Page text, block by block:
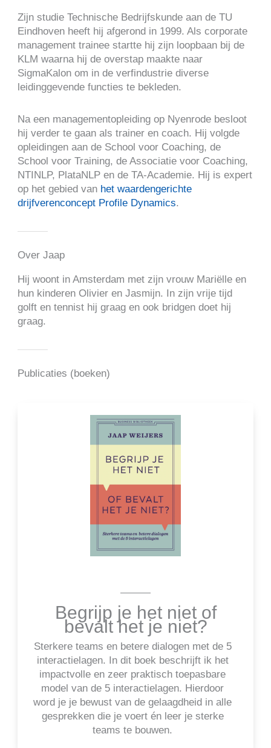
Zijn studie Technische Bedrijfskunde aan de TU
Eindhoven heeft hij afgerond in 1999. Als corporate
management trainee startte hij zijn loopbaan bij de
KLM waarna hij de overstap maakte naar
SigmaKalon om in de verfindustrie diverse
leidinggevende functies te bekleden.
Na een managementopleiding op Nyenrode besloot
hij verder te gaan als trainer en coach. Hij volgde
opleidingen aan de School voor Coaching, de
School voor Training, de Associatie voor Coaching,
NTINLP, PlataNLP en de TA-Academie. Hij is expert
op het gebied van het waardengerichte
drijfverenconcept Profile Dynamics.
Over Jaap
Hij woont in Amsterdam met zijn vrouw Mariëlle en
hun kinderen Olivier en Jasmijn. In zijn vrije tijd
golft en tennist hij graag en ook bridgen doet hij
graag.
Publicaties (boeken)
Begrijp je het niet of
bevalt het je niet?
Sterkere teams en betere dialogen met de 5
interactielagen. In dit boek beschrijft ik het
impactvolle en zeer praktisch toepasbare
model van de 5 interactielagen. Hierdoor
word je je bewust van de gelaagdheid in alle
gesprekken die je voert én leer je sterke
teams te bouwen.